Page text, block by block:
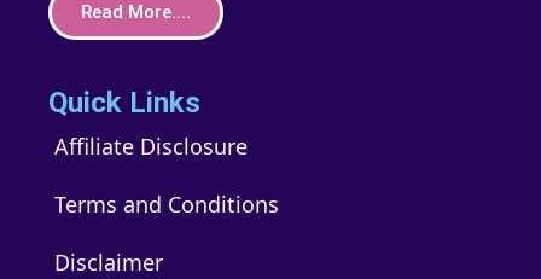
Read More....
Quick Links
Affiliate Disclosure
Terms and Conditions
Disclaimer